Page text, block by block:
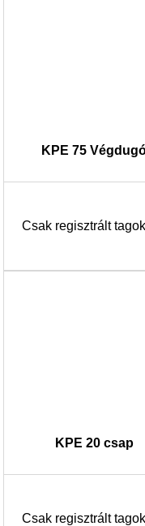
KPE 75
Csak regisztrált
KPE 20 csap
Csak regisztrált